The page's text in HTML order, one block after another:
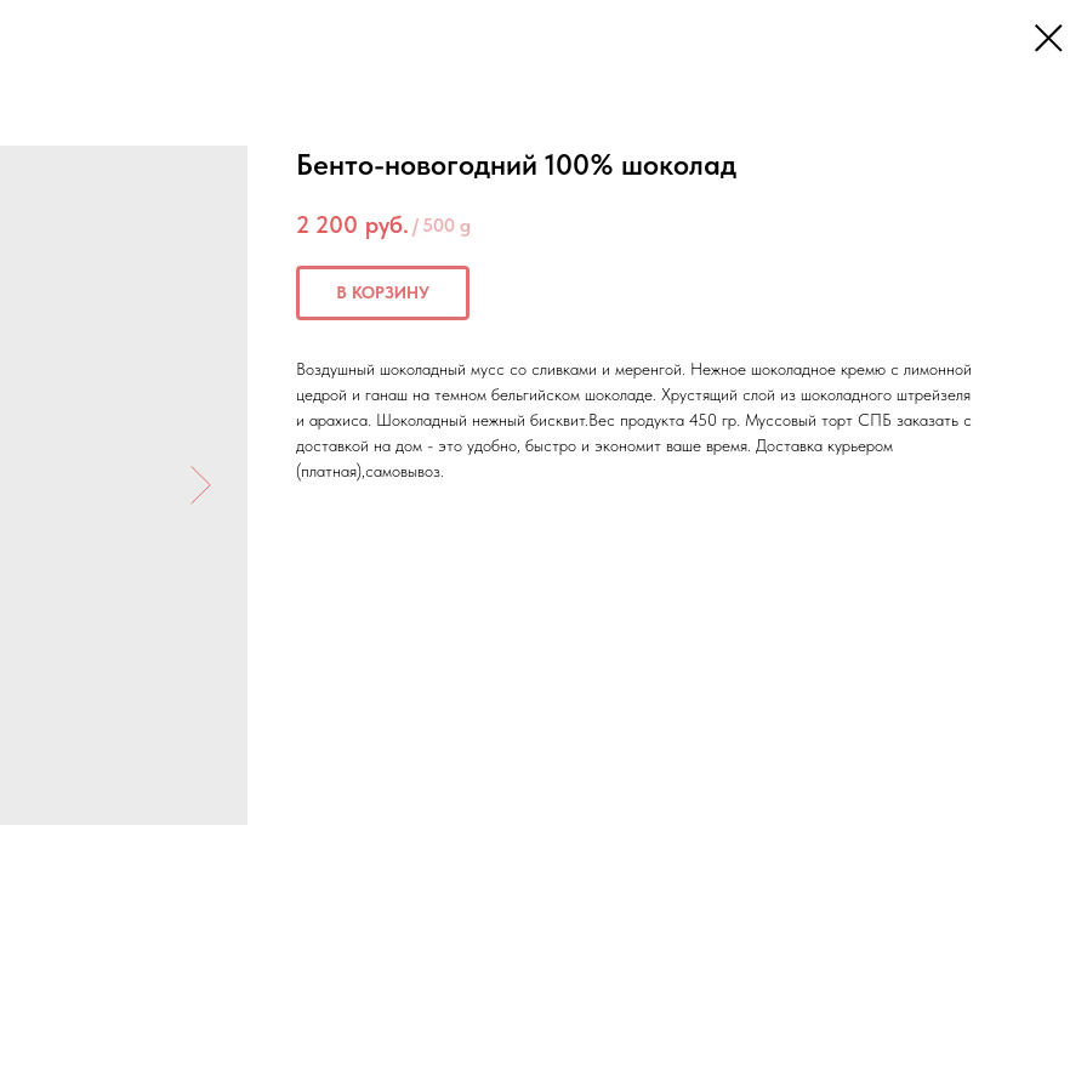
Бенто-новогодний 100% шоколад
2 200 руб. / 500 g
В КОРЗИНУ
Воздушный шоколадный мусс со сливками и меренгой. Нежное шоколадное кремю с лимонной
цедрой и ганаш на темном бельгийском шоколаде. Хрустящий слой из шоколадного штрейзеля
и арахиса. Шоколадный нежный бисквит.Вес продукта 450 гр. Муссовый торт СПБ заказать с
доставкой на дом - это удобно, быстро и экономит ваше время. Доставка курьером
(платная),самовывоз.